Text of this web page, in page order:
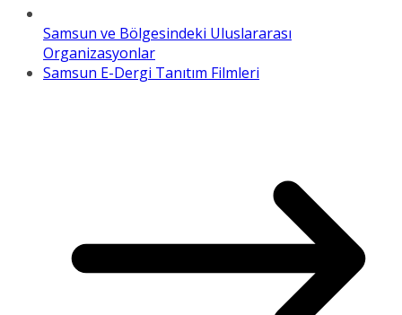
Samsun ve Bölgesindeki Uluslararası
Organizasyonlar
Samsun E-Dergi Tanıtım Filmleri